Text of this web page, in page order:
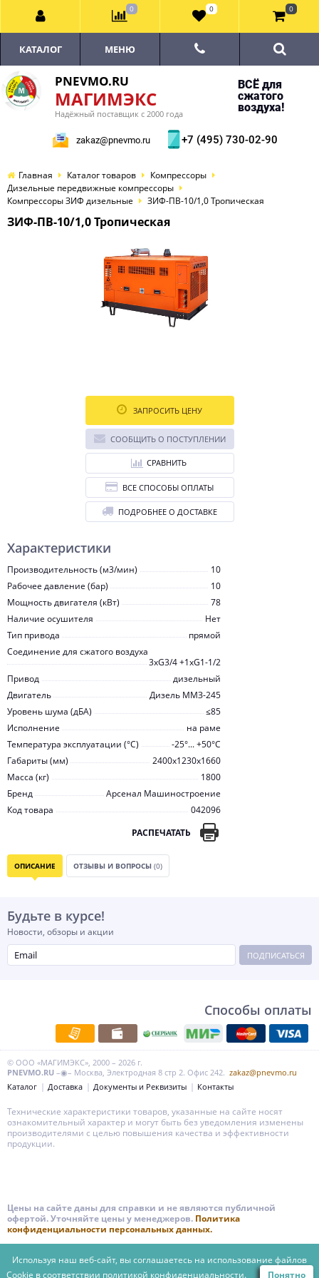
PNEVMO.RU
МАГИМЭКС
Надёжный поставщик с 2000 года
ВСЁ для
сжатого
воздуха!
zakaz@pnevmo.ru +7 (495) 730-02-90
КАТАЛОГ МЕНЮ
Главная Каталог товаров
Компрессоры
Дизельные передвижные компрессоры
Компрессоры ЗИФ дизельные
ЗИФ-ПВ-10/1,0 Тропическая
ЗИФ-ПВ-10/1,0 Тропическая
Характеристики
Производительность (м3/мин)
10
Рабочее давление (бар)
10
Мощность двигателя (кВт)
78
Наличие осушителя
Нет
Тип привода
прямой
Соединение для сжатого воздуха
3хG3/4 +1хG1-1/2
Привод
дизельный
Двигатель
Дизель ММЗ-245
Уровень шума (дБА)
≤85
Исполнение
на раме
Температура эксплуатации (°С)
-25°... +50°С
Габариты (мм)
2400x1230x1660
Масса (кг)
1800
Бренд
Арсенал Машиностроение
Код товара
042096
РАСПЕЧАТАТЬ
ЗАПРОСИТЬ ЦЕНУ
СООБЩИТЬ О ПОСТУПЛЕНИИ
СРАВНИТЬ
ВСЕ СПОСОБЫ ОПЛАТЫ
ПОДРОБНЕЕ О ДОСТАВКЕ
ОПИСАНИЕ ОТЗЫВЫ И ВОПРОСЫ (0)
Будьте в курсе!
Новости, обзоры и акции
ПОДПИСАТЬСЯ
Способы оплаты
© ООО «МАГИМЭКС», 2000 – 2026 г.
PNEVMO.RU –◉– Москва, Электродная 8 стр 2. Офис 242. zakaz@pnevmo.ru
Каталог
Доставка Документы и Реквизиты Контакты
0 0 0
Технические характеристики товаров, указанные на сайте носят
ознакомительный характер и могут быть без уведомления изменены
производителями с целью повышения качества и эффективности
продукции.
Цены на сайте даны для справки и не являются публичной
офертой. Уточняйте цены у менеджеров. Политика
конфиденциальности персональных данных.
Используя наш веб-сайт, вы соглашаетесь на использование файлов
Cookie в соответствии политикой конфиденциальности. Понятно